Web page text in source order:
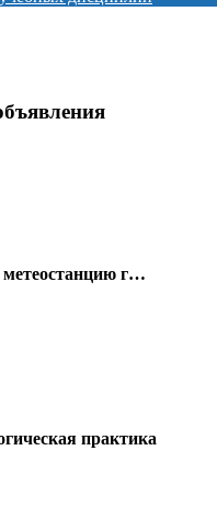
метеостанцию г…
практика